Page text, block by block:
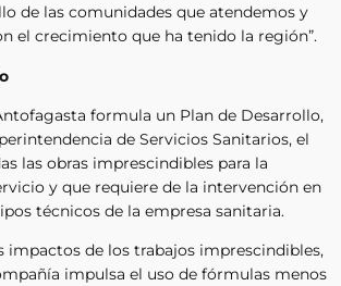
de las comunidades que atendemos y
el crecimiento que ha tenido la región”.
formula un Plan de Desarrollo,
de Servicios Sanitarios, el
las obras imprescindibles para la
y que requiere de la intervención en
técnicos de la empresa sanitaria.
impactos de los trabajos imprescindibles,
impulsa el uso de fórmulas menos